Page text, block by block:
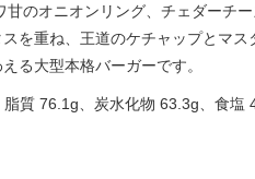
のオニオンリング、チェダーチ
を重ね、王道のケチャップとマス
る大型本格バーガーです。
質 76.1g、炭水化物 63.3g、食塩